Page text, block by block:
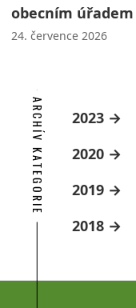
obecním úřadem
24. července 2026
ARCHÍV KATEGORIE 2023
2020
2019
2018